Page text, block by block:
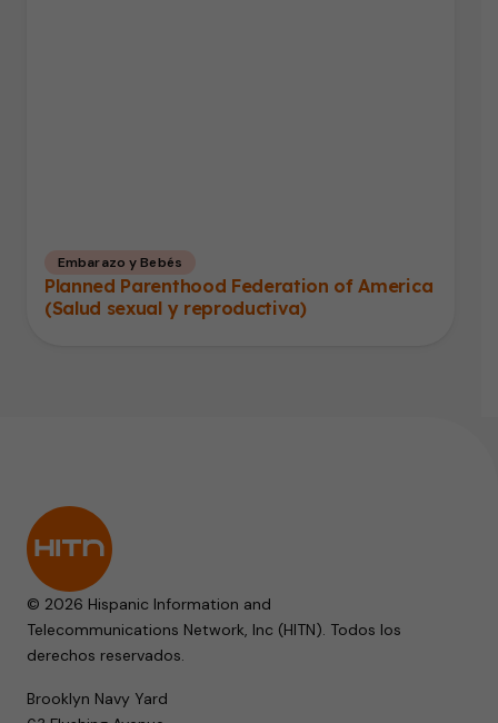
Embarazo y Bebés
Planned Parenthood Federation of America
(Salud sexual y reproductiva)
© 2026 Hispanic Information and
Telecommunications Network, Inc (HITN). Todos los
derechos reservados.
Brooklyn Navy Yard